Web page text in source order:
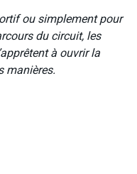
ou simplement pour
du circuit, les
à ouvrir la
manières.